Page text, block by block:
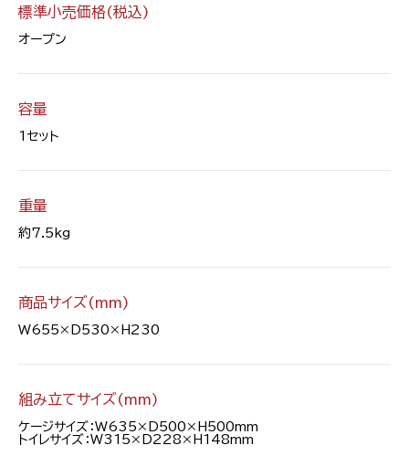
標準小売価格(税込)
オープン
容量
1セット
重量
約7.5kg
商品サイズ(mm)
W655×D530×H230
組み立てサイズ(mm)
ケージサイズ：W635×D500×H500mm
トイレサイズ：W315×D228×H148mm